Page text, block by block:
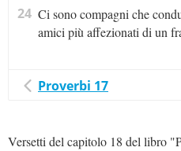
24 Ci sono compagni che
amici più affezionati di un
Proverbi 17
Versetti del capitolo 18 del libro